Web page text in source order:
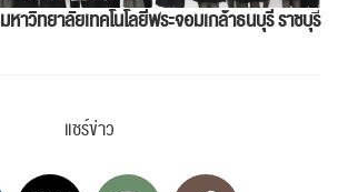
มหาวิทยาลัยเทคโนโลยีพระจอมเกล้าธนบุรี ราชบุร
แชร์ข่าว